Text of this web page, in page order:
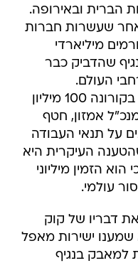
הברית ובאירופה.
שעשרות חברות
מיליארדי
שהדביק כבר
ביל גייטס, למשל, תרם למאבק בקורונה 100 מיליון
אמזון, חטף
על תנאי העבודה
העיקרית היא
הזמין מיליוני
עולמי.
דבריו של קוק
שמענו ישירות מאפל
למאבק בנגיף